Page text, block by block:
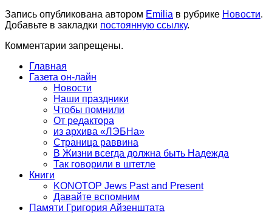
Запись опубликована автором Emilia в рубрике Новости.
Добавьте в закладки постоянную ссылку.
Комментарии запрещены.
Главная
Газета он-лайн
Новости
Наши праздники
Чтобы помнили
От редактора
из архива «ЛЭБНа»
Страница раввина
В Жизни всегда должна быть Надежда
Так говорили в штетле
Книги
KONOTOP Jews Past and Present
Давайте вспомним
Памяти Григория Айзенштата